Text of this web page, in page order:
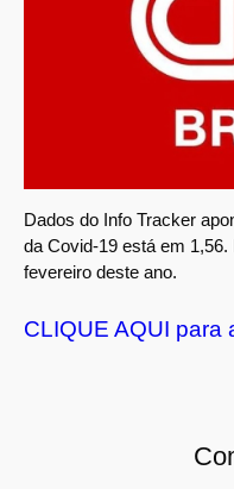
Dados do Info Tracker
da Covid-19 está em
fevereiro deste ano.
CLIQUE AQUI para